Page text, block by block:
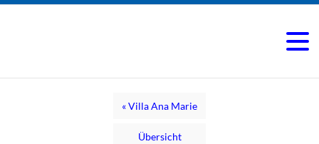
« Villa Ana Marie
Übersicht